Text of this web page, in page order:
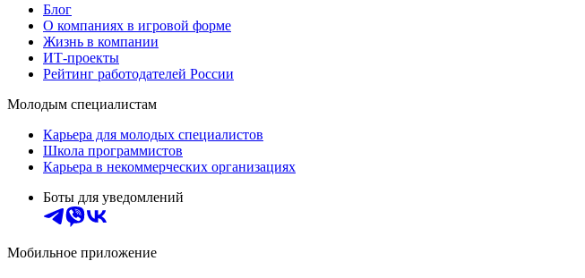
Блог
О компаниях в игровой форме
Жизнь в компании
ИТ-проекты
Рейтинг работодателей России
Молодым специалистам
Карьера для молодых специалистов
Школа программистов
Карьера в некоммерческих организациях
Боты для уведомлений
Мобильное приложение